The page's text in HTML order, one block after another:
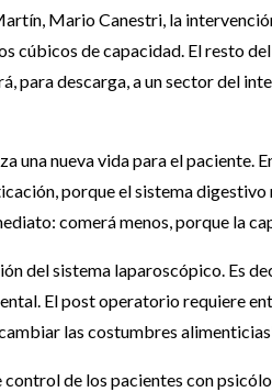
Mario Canestri, la
cúbicos de capacidad. El resto
para descarga, a un sector del
una nueva vida para el paciente.
porque el sistema
comerá menos, porque la
del sistema laparoscópico. Es
El post operatorio requiere
las costumbres
de los pacientes con